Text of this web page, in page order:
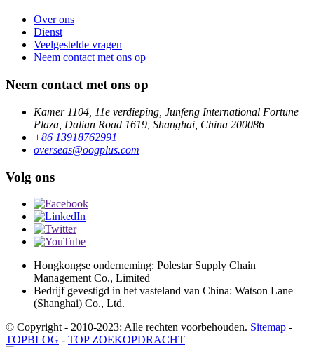
Over ons
Dienst
Veelgestelde vragen
Neem contact met ons op
Neem contact met ons op
Kamer 1104, 11e verdieping, Junfeng International Fortune
Plaza, Dalian Road 1619, Shanghai, China 200086
+86 13918762991
overseas@oogplus.com
Volg ons
Hongkongse onderneming: Polestar Supply Chain
Management Co., Limited
Bedrijf gevestigd in het vasteland van China: Watson Lane
(Shanghai) Co., Ltd.
© Copyright - 2010-2023: Alle rechten voorbehouden. Sitemap -
TOPBLOG - TOP ZOEKOPDRACHT